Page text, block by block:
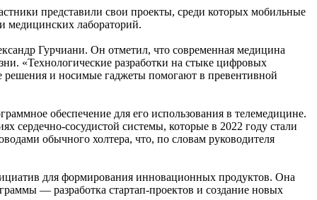
представили свои проекты, среди которых мобильные
медицинских лабораторий.
Гурчиани. Он отметил, что современная медицина
«Технологические разработки на стыке цифровых
и носимые гаджеты помогают в превентивной
обеспечение для его использования в телемедицине.
сердечно-сосудистой системы, которые в 2022 году стали
обычного холтера, что, по словам руководителя
для формирования инновационных продуктов. Она
— разработка стартап-проектов и создание новых